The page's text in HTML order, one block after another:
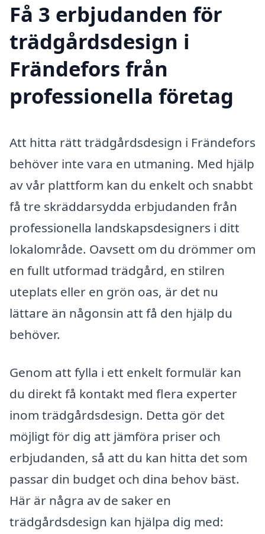
Få 3 erbjudanden för
trädgårdsdesign i
Frändefors från
professionella företag
Att hitta rätt trädgårdsdesign i Frändefors
behöver inte vara en utmaning. Med hjälp
av vår plattform kan du enkelt och snabbt
få tre skräddarsydda erbjudanden från
professionella landskapsdesigners i ditt
lokalområde. Oavsett om du drömmer om
en fullt utformad trädgård, en stilren
uteplats eller en grön oas, är det nu
lättare än någonsin att få den hjälp du
behöver.
Genom att fylla i ett enkelt formulär kan
du direkt få kontakt med flera experter
inom trädgårdsdesign. Detta gör det
möjligt för dig att jämföra priser och
erbjudanden, så att du kan hitta det som
passar din budget och dina behov bäst.
Här är några av de saker en
trädgårdsdesign kan hjälpa dig med: